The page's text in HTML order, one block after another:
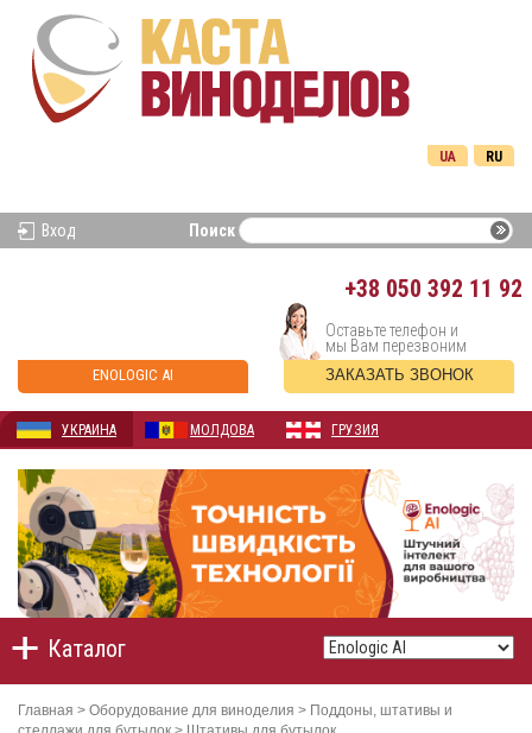
RU
UA
Вход Поиск
+38 050 392 11 92
ENOLOGIC AI
Оставьте телефон и
мы Вам перезвоним
ЗАКАЗАТЬ ЗВОНОК
УКРАИНА МОЛДОВА ГРУЗИЯ
Каталог
Главная > Оборудование для виноделия > Поддоны, штативы и